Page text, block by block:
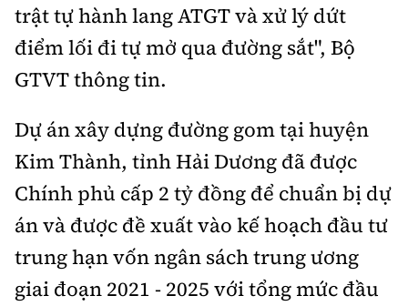
soạn
trật tự hành lang ATGT và xử lý dứt
điểm lối đi tự mở qua đường sắt", Bộ
GTVT thông tin.
Dự án xây dựng đường gom tại huyện
Kim Thành, tỉnh Hải Dương đã được
Chính phủ cấp 2 tỷ đồng để chuẩn bị dự
án và được đề xuất vào kế hoạch đầu tư
trung hạn vốn ngân sách trung ương
giai đoạn 2021 - 2025 với tổng mức đầu